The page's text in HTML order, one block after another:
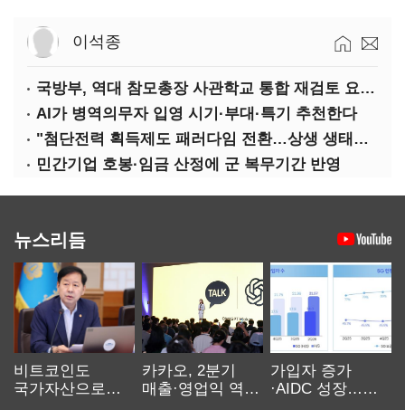
이석종
국방부, 역대 참모총장 사관학교 통합 재검토 요구에 "다양한 의견 수렴해 합리적 시스템 만들 것"
AI가 병역의무자 입영 시기·부대·특기 추천한다
"첨단전력 획득제도 패러다임 전환…상생 생태계 조성해 대체불가 K-방산 도약"
민간기업 호봉·임금 산정에 군 복무기간 반영
뉴스리듬
비트코인도
국가자산으로…'
카카오, 2분기
매출·영업익 역대
가입자 증가
·AIDC 성장…